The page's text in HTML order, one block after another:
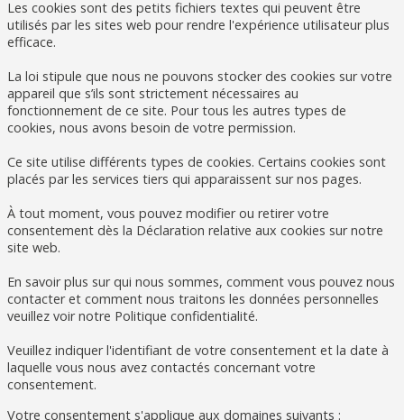
Les cookies sont des petits fichiers textes qui peuvent être
utilisés par les sites web pour rendre l'expérience utilisateur plus
efficace.
La loi stipule que nous ne pouvons stocker des cookies sur votre
appareil que s’ils sont strictement nécessaires au
fonctionnement de ce site. Pour tous les autres types de
cookies, nous avons besoin de votre permission.
Ce site utilise différents types de cookies. Certains cookies sont
placés par les services tiers qui apparaissent sur nos pages.
À tout moment, vous pouvez modifier ou retirer votre
consentement dès la Déclaration relative aux cookies sur notre
site web.
En savoir plus sur qui nous sommes, comment vous pouvez nous
contacter et comment nous traitons les données personnelles
veuillez voir notre Politique confidentialité.
Veuillez indiquer l'identifiant de votre consentement et la date à
laquelle vous nous avez contactés concernant votre
consentement.
Votre consentement s'applique aux domaines suivants :